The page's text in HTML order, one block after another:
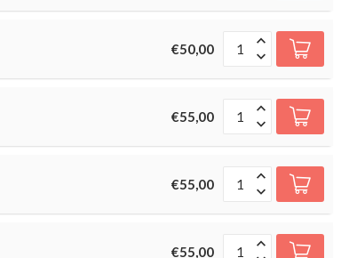
€50,00
€55,00
€55,00
€55,00